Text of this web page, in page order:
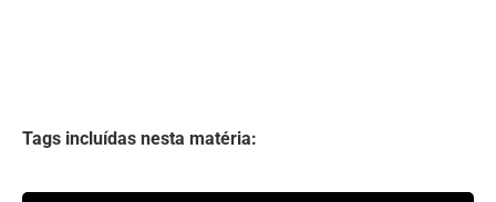
Tags incluídas nesta matéria: